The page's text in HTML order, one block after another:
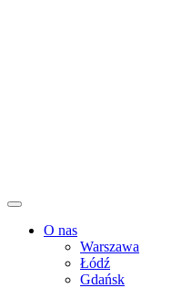
O nas
Warszawa
Łódź
Gdańsk